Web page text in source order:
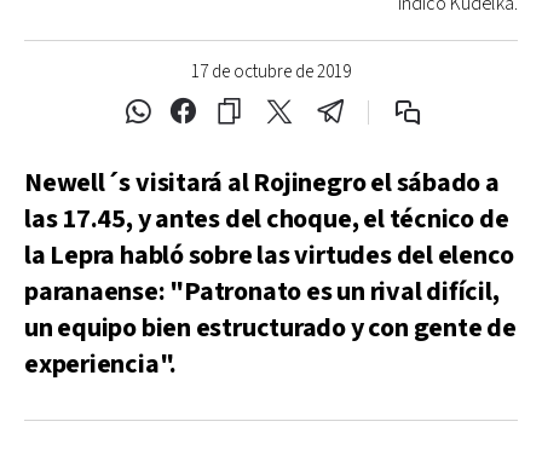
17 de octubre de 2019
Newell´s visitará al Rojinegro el sábado a
las 17.45, y antes del choque, el técnico de
la Lepra habló sobre las virtudes del elenco
paranaense: "Patronato es un rival difícil,
un equipo bien estructurado y con gente de
experiencia".